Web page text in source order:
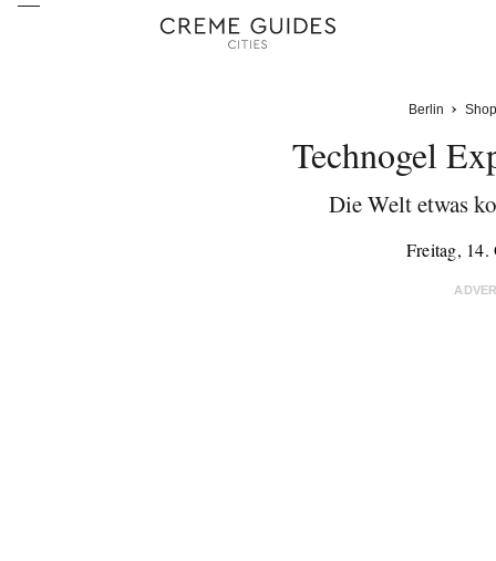
Berlin
Technogel
Die Welt etwas
Freitag, 14.